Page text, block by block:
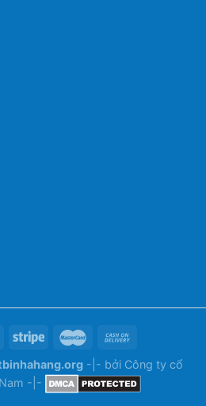
-|- bởi Công ty cổ
-|-